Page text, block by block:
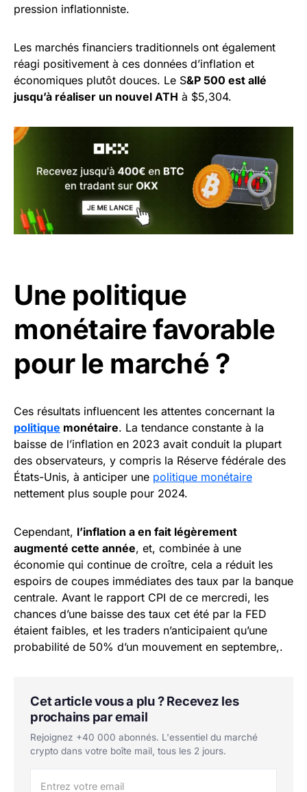
pression inflationniste.
Les marchés financiers traditionnels ont également
réagi positivement à ces données d’inflation et
économiques plutôt douces. Le S&P 500 est allé
jusqu’à réaliser un nouvel ATH à $5,304.
Une politique
monétaire favorable
pour le marché ?
Ces résultats influencent les attentes concernant la
politique monétaire. La tendance constante à la
baisse de l’inflation en 2023 avait conduit la plupart
des observateurs, y compris la Réserve fédérale des
États-Unis, à anticiper une politique monétaire
nettement plus souple pour 2024.
Cependant, l’inflation a en fait légèrement
augmenté cette année, et, combinée à une
économie qui continue de croître, cela a réduit les
espoirs de coupes immédiates des taux par la banque
centrale. Avant le rapport CPI de ce mercredi, les
chances d’une baisse des taux cet été par la FED
étaient faibles, et les traders n’anticipaient qu’une
probabilité de 50% d’un mouvement en septembre,.
Cet article vous a plu ? Recevez les
prochains par email
Rejoignez +40 000 abonnés. L'essentiel du marché
crypto dans votre boîte mail, tous les 2 jours.